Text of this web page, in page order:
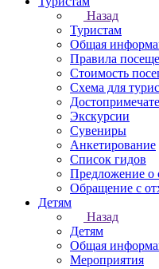
Назад
Туристам
Общая
Правила
Стоимость
Схема для
Экскурсии
Сувениры
Анкетирование
Список гидов
Предложение о
Обращение с
Детям
Назад
Детям
Общая
Мероприятия